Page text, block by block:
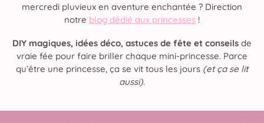
mercredi pluvieux en aventure enchantée ? Direction
notre blog dédié aux princesses !
DIY magiques, idées déco, astuces de fête et conseils de
vraie fée pour faire briller chaque mini-princesse. Parce
qu’être une princesse, ça se vit tous les jours (et ça se lit
aussi).